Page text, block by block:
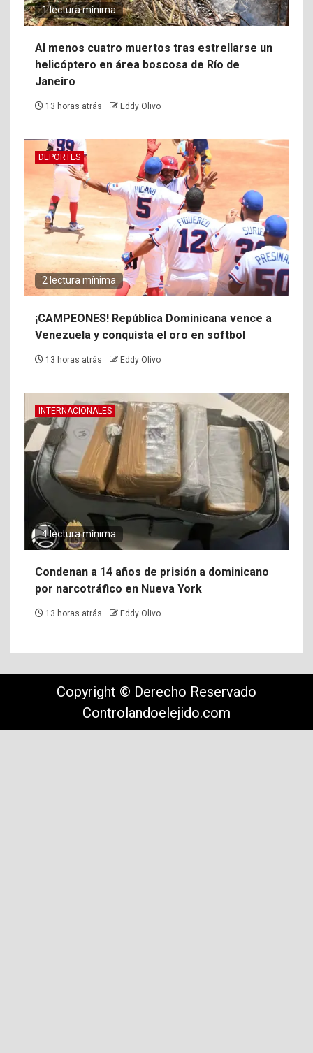
1 lectura mínima
Al menos cuatro muertos tras estrellarse un
helicóptero en área boscosa de Río de
Janeiro
13 horas atrás Eddy Olivo
DEPORTES
2 lectura mínima
¡CAMPEONES! República Dominicana vence a
Venezuela y conquista el oro en softbol
13 horas atrás Eddy Olivo
INTERNACIONALES
4 lectura mínima
Condenan a 14 años de prisión a dominicano
por narcotráfico en Nueva York
13 horas atrás Eddy Olivo
Copyright © Derecho Reservado
Controlandoelejido.com